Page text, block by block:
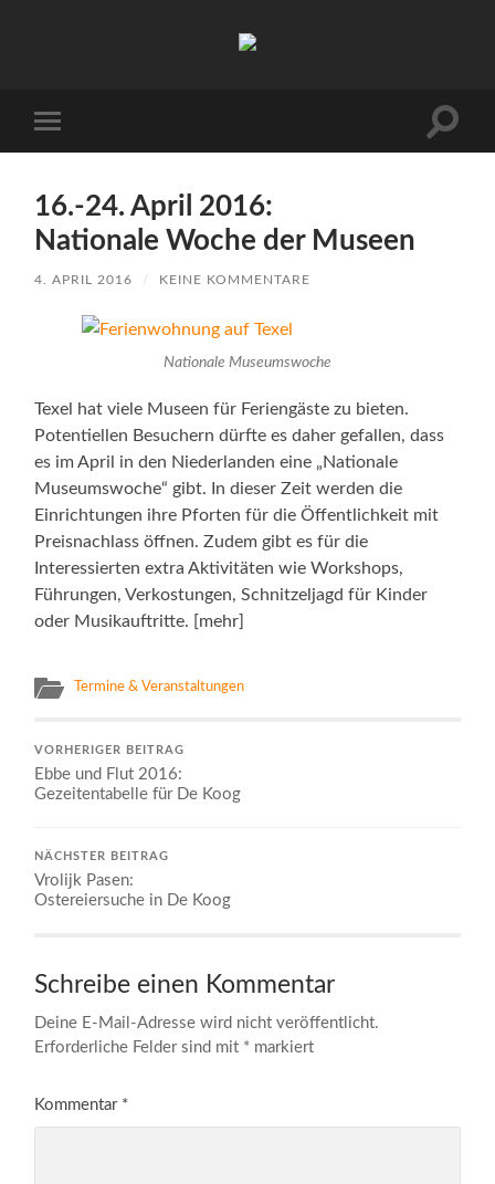
Familie
Menü
16.-24. April 2016:
Nationale Woche der Museen
4. APRIL 2016 / KEINE KOMMENTARE
Nationale Museumswoche
Texel hat viele Museen für Feriengäste zu bieten.
Potentiellen Besuchern dürfte es daher gefallen, dass
es im April in den Niederlanden eine „Nationale
Museumswoche“ gibt. In dieser Zeit werden die
Einrichtungen ihre Pforten für die Öffentlichkeit mit
Preisnachlass öffnen. Zudem gibt es für die
Interessierten extra Aktivitäten wie Workshops,
Führungen, Verkostungen, Schnitzeljagd für Kinder
oder Musikauftritte. [mehr]
Termine & Veranstaltungen
VORHERIGER BEITRAG
Ebbe und Flut 2016:
Gezeitentabelle für De Koog
NÄCHSTER BEITRAG
Vrolijk Pasen:
Ostereiersuche in De Koog
Schreibe einen Kommentar
Deine E-Mail-Adresse wird nicht veröffentlicht.
Erforderliche Felder sind mit * markiert
Kommentar *